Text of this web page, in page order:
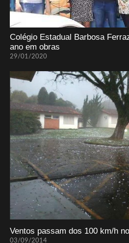
Colégio Estadual Barbosa
ano em obras
29/01/2020
Ventos passam dos 100 km/h
03/09/2014